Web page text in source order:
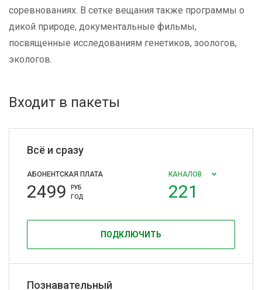
соревнованиях. В сетке вещания также программы о
дикой природе, документальные фильмы,
посвященные исследованиям генетиков, зоологов,
экологов.
Входит в пакеты
Всё и сразу
АБОНЕНТСКАЯ ПЛАТА
2499
РУБ
ГОД
КАНАЛОВ
221
ПОДКЛЮЧИТЬ
Познавательный